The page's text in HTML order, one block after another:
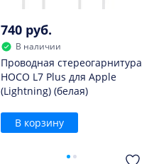
740 руб.
В наличии
Проводная стереогарнитура
HOCO L7 Plus для Apple
(Lightning) (белая)
В корзину